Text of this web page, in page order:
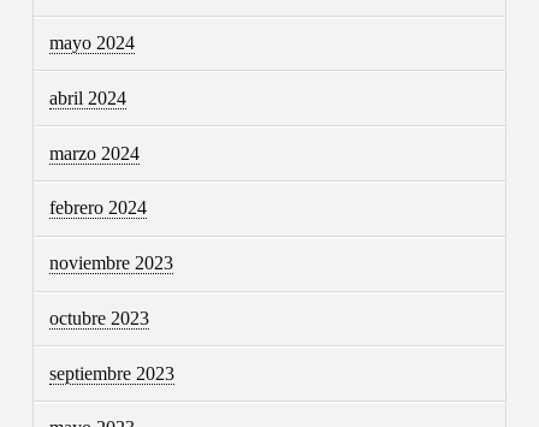
mayo 2024
abril 2024
marzo 2024
febrero 2024
noviembre 2023
octubre 2023
septiembre 2023